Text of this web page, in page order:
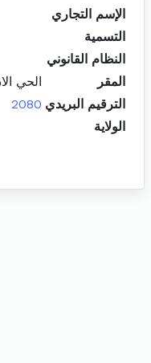
الإسم التجاري
التسمية
النظام القانوني
المقر
الحي الاداري
الترقيم البريدي 2080
الولاية